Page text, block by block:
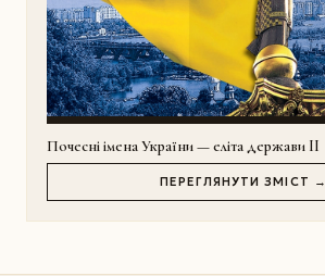
Почесні імена України — еліта держави II
ПЕРЕГЛЯНУТИ ЗМІСТ →